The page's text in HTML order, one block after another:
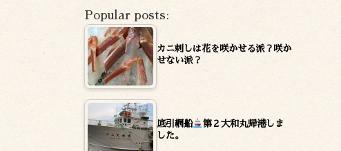
Popular posts:
カニ刺しは花を咲かせる派？咲か
せない派？
底引網船
第２大和丸帰港しま
した。